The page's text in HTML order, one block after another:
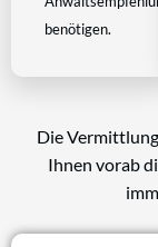
benötigen.
Die
Ihnen vorab